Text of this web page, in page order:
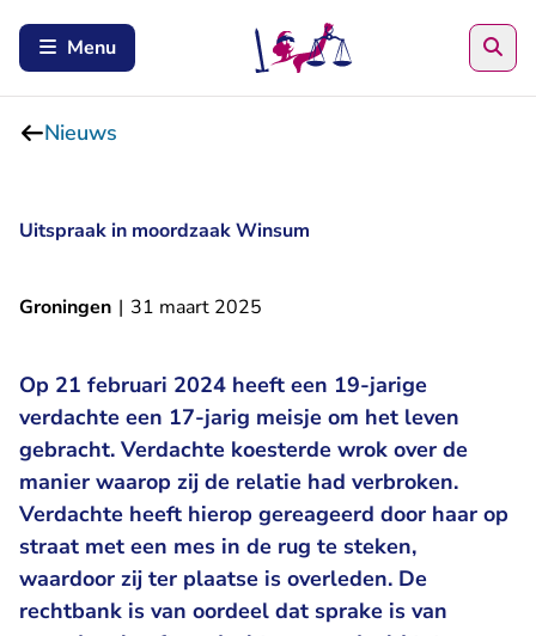
Menu
Nieuws
Uitspraak in moordzaak Winsum
Groningen | 31 maart 2025
Op 21 februari 2024 heeft een 19-jarige
verdachte een 17-jarig meisje om het leven
gebracht. Verdachte koesterde wrok over de
manier waarop zij de relatie had verbroken.
Verdachte heeft hierop gereageerd door haar op
straat met een mes in de rug te steken,
waardoor zij ter plaatse is overleden. De
rechtbank is van oordeel dat sprake is van